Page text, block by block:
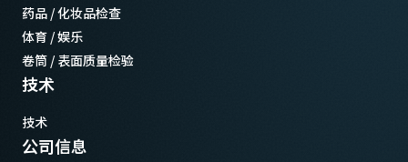
药品 / 化妆品检查
体育 / 娱乐
卷筒 / 表面质量检验
技术
技术
公司信息